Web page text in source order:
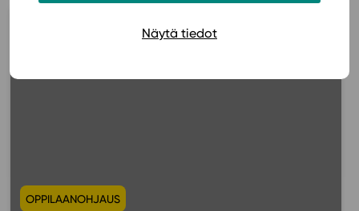
Näytä tiedot
OPPILAANOHJAUS